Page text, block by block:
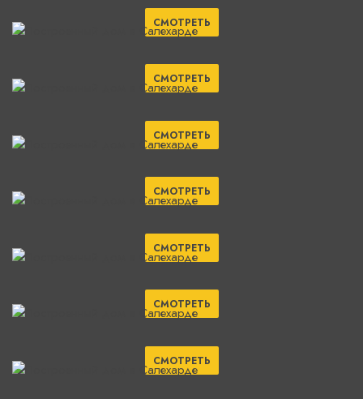
СМОТРЕТЬ
СМОТРЕТЬ
СМОТРЕТЬ
СМОТРЕТЬ
СМОТРЕТЬ
СМОТРЕТЬ
СМОТРЕТЬ